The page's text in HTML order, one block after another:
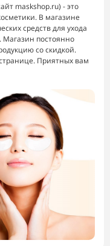
maskshop.ru) - это
В магазине
средств для ухода
Магазин постоянно
со скидкой.
Приятных вам